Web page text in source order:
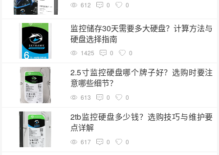
612 0 0
监控储存30天需要多大硬盘？计算方法与
硬盘选择指南
1425 0 0
2.5寸监控硬盘哪个牌子好？选购时要注
意哪些细节？
613 0 0
2tb监控硬盘多少钱？选购技巧与维护要
点详解
617 0 0